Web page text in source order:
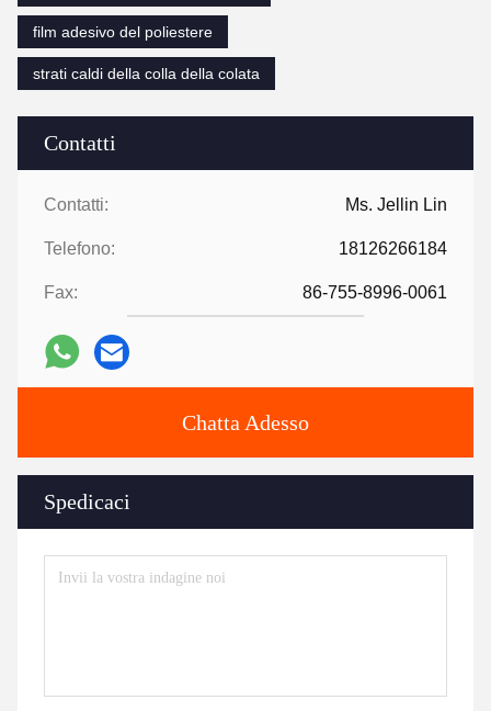
Contatti
Contatti: Ms. Jellin Lin
Telefono: 18126266184
Fax: 86-755-8996-0061
Chatta Adesso
Spedicaci
film adesivo del poliestere
strati caldi della colla della colata